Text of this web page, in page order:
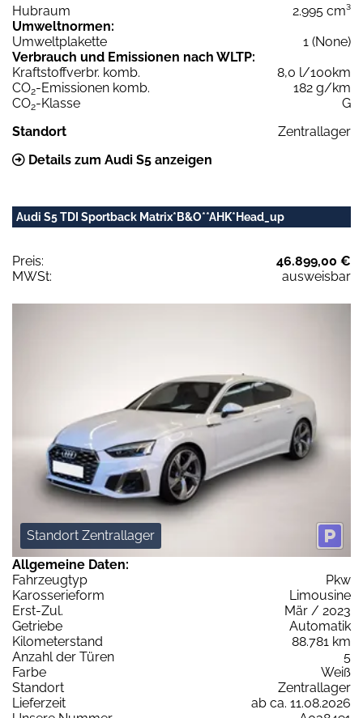
Hubraum
2.995 cm³
Umweltnormen:
Umweltplakette
1 (None)
Verbrauch und Emissionen nach WLTP:
Kraftstoffverbr. komb.
8,0 l/100km
CO2-Emissionen komb.
182 g/km
CO2-Klasse
G
Standort
Zentrallager
Details zum Audi S5 anzeigen
Audi S5 TDI Sportback Matrix*B&O**AHK*Head_up
Preis:
46.899,00 €
MWSt:
ausweisbar
Standort Zentrallager
Allgemeine Daten:
Fahrzeugtyp
Pkw
Karosserieform
Limousine
Erst-Zul.
Mär / 2023
Getriebe
Automatik
Kilometerstand
88.781 km
Anzahl der Türen
5
Farbe
Weiß
Standort
Zentrallager
Lieferzeit
ab ca. 11.08.2026